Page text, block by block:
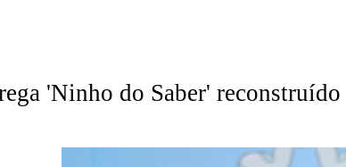
'Ninho do Saber'